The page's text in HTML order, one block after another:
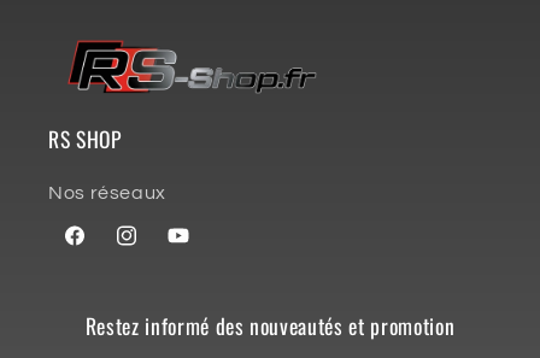
RS SHOP
Nos réseaux
FacebookInstagramYouTube
Restez informé des nouveautés et promotion